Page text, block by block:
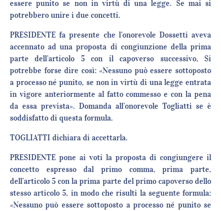
essere punito se non in virtù di una legge. Se mai si
potrebbero unire i due concetti.
PRESIDENTE fa presente che l’onorevole Dossetti aveva
accennato ad una proposta di congiunzione della prima
parte dell’articolo 5 con il capoverso successivo, Si
potrebbe forse dire così: «Nessuno può essere sottoposto
a processo né punito, se non in virtù di una legge entrata
in vigore anteriormente al fatto commesso e con la pena
da essa prevista». Domanda all’onorevole Togliatti se è
soddisfatto di questa formula.
TOGLIATTI dichiara di accettarla.
PRESIDENTE pone ai voti la proposta di congiungere il
concetto espresso dal primo comma, prima parte,
dell’articolo 5 con la prima parte del primo capoverso dello
stesso articolo 5, in modo che risulti la seguente formula:
«Nessuno può essere sottoposto a processo né punito se